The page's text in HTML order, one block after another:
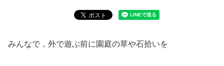
みんなで，外で遊ぶ前に園庭の草や石拾いを